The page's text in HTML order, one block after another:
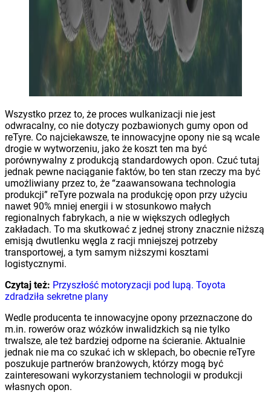
Wszystko przez to, że proces wulkanizacji nie jest
odwracalny, co nie dotyczy pozbawionych gumy opon od
reTyre. Co najciekawsze, te innowacyjne opony nie są wcale
drogie w wytworzeniu, jako że koszt ten ma być
porównywalny z produkcją standardowych opon. Czuć tutaj
jednak pewne naciąganie faktów, bo ten stan rzeczy ma być
umożliwiany przez to, że “zaawansowana technologia
produkcji” reTyre pozwala na produkcję opon przy użyciu
nawet 90% mniej energii i w stosunkowo małych
regionalnych fabrykach, a nie w większych odległych
zakładach. To ma skutkować z jednej strony znacznie niższą
emisją dwutlenku węgla z racji mniejszej potrzeby
transportowej, a tym samym niższymi kosztami
logistycznymi.
Czytaj też: Przyszłość motoryzacji pod lupą. Toyota
zdradziła sekretne plany
Wedle producenta te innowacyjne opony przeznaczone do
m.in. rowerów oraz wózków inwalidzkich są nie tylko
trwalsze, ale też bardziej odporne na ścieranie. Aktualnie
jednak nie ma co szukać ich w sklepach, bo obecnie reTyre
poszukuje partnerów branżowych, którzy mogą być
zainteresowani wykorzystaniem technologii w produkcji
własnych opon.